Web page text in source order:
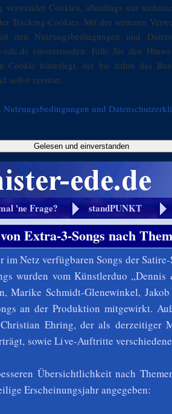
verwendet Cookies, allerdings nur
Tracking-Cookies. Mit der weiteren
den Nutzungsbedingungen und
ede.de einverstanden. Falls Sie den
Cookie hinterlegt, der bis dahin das
selbst zerstört.
Nutzungsbedingungen und
Gelesen und einverstanden
'ne Frage? standPUNKT
Extra-3-Songs nach
im Netz verfügbaren Songs der
wurden vom Künstlerduo
Marike Schmidt-Glenewinkel,
an der Produktion mitgewirkt.
Ehring, der als derzeitiger
sowie Live-Auftritte
Übersichtlichkeit nach
Erscheinungsjahr angegeben: